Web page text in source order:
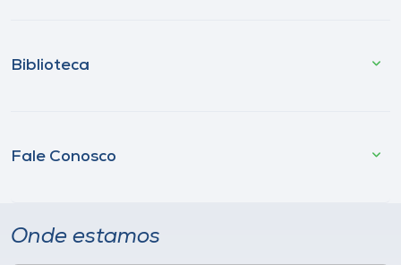
Biblioteca
Fale Conosco
Onde estamos